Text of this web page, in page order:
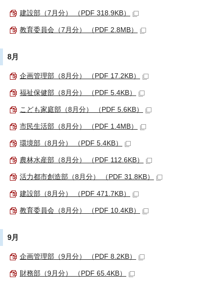
建設部（7月分） （PDF 318.9KB）
教育委員会（7月分） （PDF 2.8MB）
8月
企画管理部（8月分） （PDF 17.2KB）
福祉保健部（8月分） （PDF 5.4KB）
こども家庭部（8月分） （PDF 5.6KB）
市民生活部（8月分） （PDF 1.4MB）
環境部（8月分） （PDF 5.4KB）
農林水産部（8月分） （PDF 112.6KB）
活力都市創造部（8月分） （PDF 31.8KB）
建設部（8月分） （PDF 471.7KB）
教育委員会（8月分） （PDF 10.4KB）
9月
企画管理部（9月分） （PDF 8.2KB）
財務部（9月分） （PDF 65.4KB）